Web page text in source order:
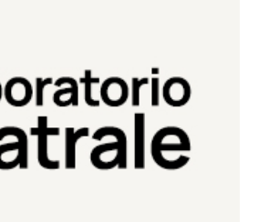
Teatrale
del Teatro Eduardo de Filippo
Continua